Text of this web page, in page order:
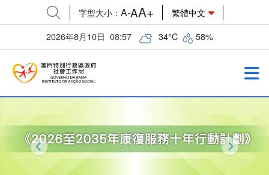
字型大小： A-AA+
繁體中文
2026年8月10日 08:57 34°C 58%